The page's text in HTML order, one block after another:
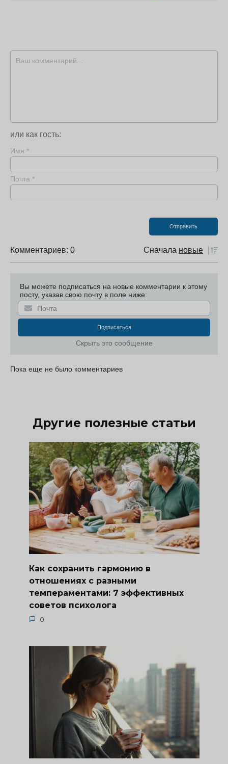
или как гость:
Имя *
Почта *
Комментариев: 0 Сначала новые
Вы можете подписаться на новые комментарии к этому
посту, указав свою почту в поле ниже:
Скрыть это сообщение
Пока еще не было комментариев
Другие полезные статьи
Как сохранить гармонию в
отношениях с разными
темпераментами: 7 эффективных
советов психолога
0